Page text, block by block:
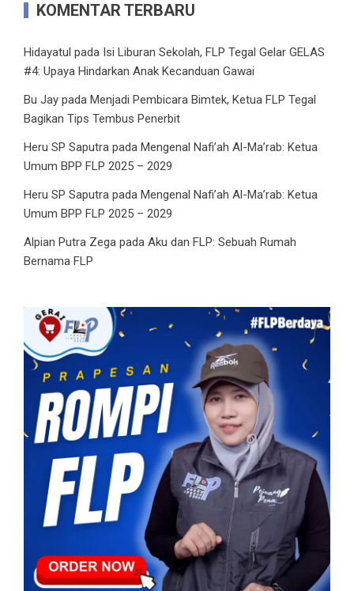
KOMENTAR TERBARU
Hidayatul pada Isi Liburan Sekolah, FLP Tegal Gelar GELAS
#4: Upaya Hindarkan Anak Kecanduan Gawai
Bu Jay pada Menjadi Pembicara Bimtek, Ketua FLP Tegal
Bagikan Tips Tembus Penerbit
Heru SP Saputra pada Mengenal Nafi’ah Al-Ma’rab: Ketua
Umum BPP FLP 2025 – 2029
Heru SP Saputra pada Mengenal Nafi’ah Al-Ma’rab: Ketua
Umum BPP FLP 2025 – 2029
Alpian Putra Zega pada Aku dan FLP: Sebuah Rumah
Bernama FLP